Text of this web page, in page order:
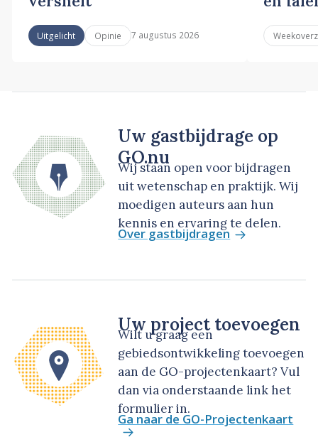
Uitgelicht Opinie 7 augustus 2026
Uw gastbijdrage op
GO.nu
Wij staan open voor bijdragen
uit wetenschap en praktijk. Wij
moedigen auteurs aan hun
kennis en ervaring te delen.
Over gastbijdragen
Uw project toevoegen
Wilt u graag een
gebiedsontwikkeling toevoegen
aan de GO-projectenkaart? Vul
dan via onderstaande link het
formulier in.
Ga naar de GO-Projectenkaart